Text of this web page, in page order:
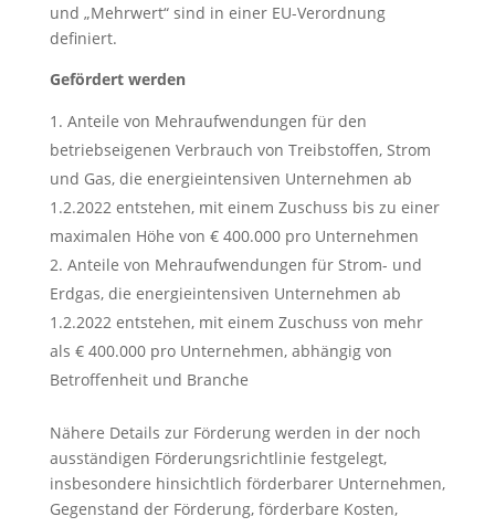
und „Mehrwert“ sind in einer EU-Verordnung
definiert.
Gefördert werden
Anteile von Mehraufwendungen für den
betriebseigenen Verbrauch von Treibstoffen, Strom
und Gas, die energieintensiven Unternehmen ab
1.2.2022 entstehen, mit einem Zuschuss bis zu einer
maximalen Höhe von € 400.000 pro Unternehmen
Anteile von Mehraufwendungen für Strom- und
Erdgas, die energieintensiven Unternehmen ab
1.2.2022 entstehen, mit einem Zuschuss von mehr
als € 400.000 pro Unternehmen, abhängig von
Betroffenheit und Branche
Nähere Details zur Förderung werden in der noch
ausständigen Förderungsrichtlinie festgelegt,
insbesondere hinsichtlich förderbarer Unternehmen,
Gegenstand der Förderung, förderbare Kosten,